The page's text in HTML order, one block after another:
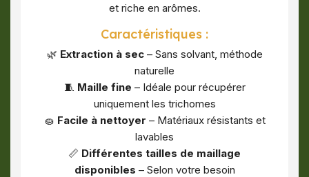
et riche en arômes.
Caractéristiques :
🌿 Extraction à sec– Sans solvant, méthode
naturelle
🧵 Maille fine – Idéale pour récupérer
uniquement les trichomes
🧽 Facile à nettoyer – Matériaux résistants et
lavables
📏 Différentes tailles de maillage
disponibles – Selon votre besoin